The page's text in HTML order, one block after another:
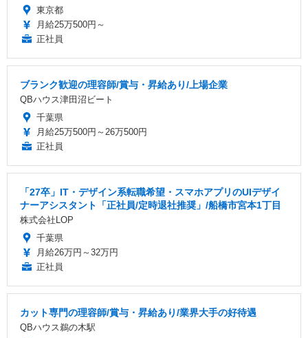
東京都
月給25万500円～
正社員
ブランク歓迎の理容師/賞与・昇給あり/上場企業
QBハウス津田沼ビート
千葉県
月給25万500円～26万500円
正社員
「27卒」IT・デザイン系転職希望・スマホアプリのUIデザイ
ナーアシスタント「正社員/定時退社推奨」/船橋市宮本1丁目
株式会社LOP
千葉県
月給26万円～32万円
正社員
カット専門の理容師/賞与・昇給あり/業界大手の好待遇
QBハウス鵜の木駅